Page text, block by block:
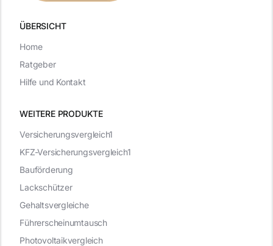
ÜBERSICHT
WEITERE PRODUKTE
Versicherungsvergleich1
KFZ-Versicherungsvergleich1
Bauförderung
Lackschützer
Gehaltsvergleiche
Führerscheinumtausch
Photovoltaikvergleich
Home
Ratgeber
Hilfe und Kontakt